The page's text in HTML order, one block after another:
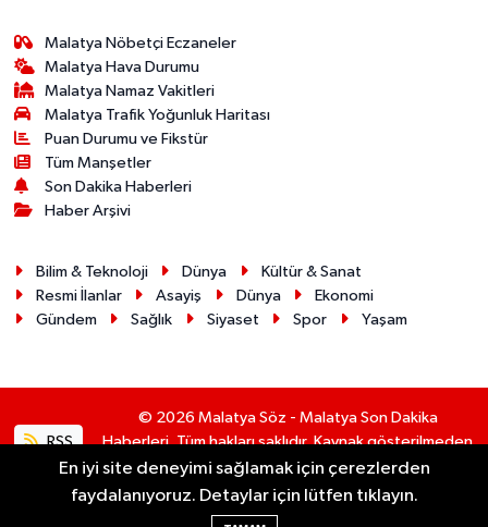
Malatya Nöbetçi Eczaneler
Malatya Hava Durumu
Malatya Namaz Vakitleri
Malatya Trafik Yoğunluk Haritası
Puan Durumu ve Fikstür
Tüm Manşetler
Son Dakika Haberleri
Haber Arşivi
Bilim & Teknoloji Dünya
Kültür & Sanat
Resmi İlanlar
Asayiş Dünya
Ekonomi
Gündem
Sağlık Siyaset Spor Yaşam
RSS
© 2026 Malatya Söz - Malatya Son Dakika
Haberleri. Tüm hakları saklıdır. Kaynak gösterilmeden
alıntı yapılamaz.
En iyi site deneyimi sağlamak için çerezlerden
faydalanıyoruz. Detaylar için lütfen tıklayın.